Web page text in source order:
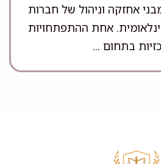
אחזקה וניהול של חברות
אחת ההתפתחויות
בתחום ...